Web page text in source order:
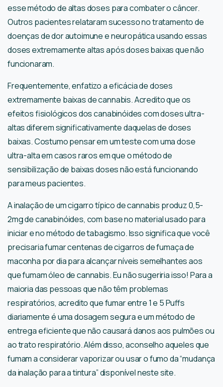
esse método de altas doses para combater o câncer.
Outros pacientes relataram sucesso no tratamento de
doenças de dor autoimune e neuropática usando essas
doses extremamente altas após doses baixas que não
funcionaram.
Frequentemente, enfatizo a eficácia de doses
extremamente baixas de cannabis. Acredito que os
efeitos fisiológicos dos canabinóides com doses ultra-
altas diferem significativamente daquelas de doses
baixas. Costumo pensar em um teste com uma dose
ultra-alta em casos raros em que o método de
sensibilização de baixas doses não está funcionando
para meus pacientes.
A inalação de um cigarro típico de cannabis produz 0,5-
2mg de canabinóides, com base no material usado para
iniciar e no método de tabagismo. Isso significa que você
precisaria fumar centenas de cigarros de fumaça de
maconha por dia para alcançar níveis semelhantes aos
que fumam óleo de cannabis. Eu não sugeriria isso! Para a
maioria das pessoas que não têm problemas
respiratórios, acredito que fumar entre 1 e 5 Puffs
diariamente é uma dosagem segura e um método de
entrega eficiente que não causará danos aos pulmões ou
ao trato respiratório. Além disso, aconselho aqueles que
fumam a considerar vaporizar ou usar o fumo da “mudança
da inalação para a tintura” disponível neste site.